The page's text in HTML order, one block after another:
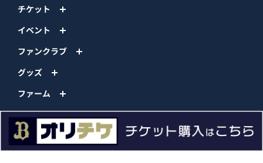
チケット
イベント
ファンクラブ
グッズ
ファーム
エンタメ
スタジアム